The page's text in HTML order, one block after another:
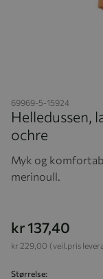
69969-5-15924
Helledussen,
ochre
Myk og
merinoull.
kr 137,40
(veil.pris
kr 229,00
Størrelse